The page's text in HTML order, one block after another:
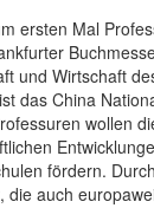
ersten Mal
und Wirtschaft
das China
wollen
fördern.
auch